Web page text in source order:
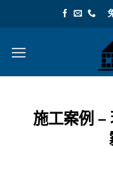
to
施工案例 –